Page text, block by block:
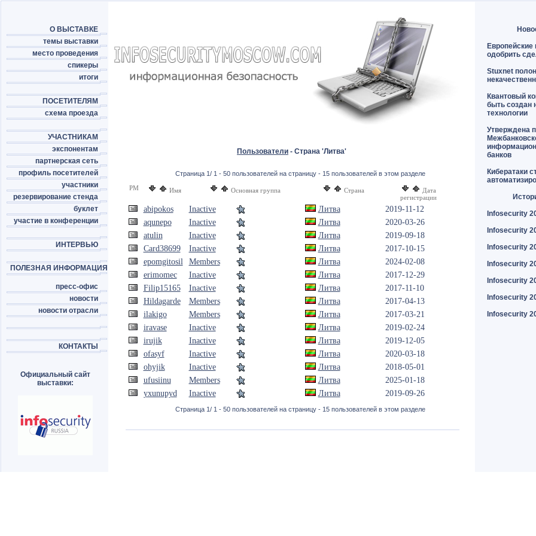
О ВЫСТАВКЕ
темы выставки
место проведения
спикеры
итоги
ПОСЕТИТЕЛЯМ
схема проезда
УЧАСТНИКАМ
экспонентам
партнерская сеть
профиль посетителей
участники
резервирование стенда
буклет
участие в конференции
ИНТЕРВЬЮ
ПОЛЕЗНАЯ ИНФОРМАЦИЯ
пресс-офис
новости
новости отрасли
КОНТАКТЫ
Официальный сайт
выставки:
Пользователи - Страна 'Литва'
Страница 1/ 1 - 50 пользователей на страницу - 15 пользователей в этом разделе
PM
Имя Основная группа Страна
Дата
регистрации
abipokos Inactive Литва
2019-11-12
aqunepo
Inactive Литва
2020-03-26
atulin
Inactive Литва
2019-09-18
Card38699
Inactive Литва
2017-10-15
epomgitosil
Members Литва
2024-02-08
erimomec
Inactive Литва
2017-12-29
Filip15165
Inactive Литва
2017-11-10
Hildagarde
Members Литва
2017-04-13
ilakigo
Members Литва
2017-03-21
iravase
Inactive Литва
2019-02-24
irujik
Inactive Литва
2019-12-05
ofasyf
Inactive Литва
2020-03-18
ohyjik
Inactive Литва
2018-05-01
ufusiinu
Members Литва
2025-01-18
yxunupyd
Inactive Литва 2019-09-26
Страница 1/ 1 - 50 пользователей на страницу - 15 пользователей в этом разделе
Европейские
одобрить
Stuxnet
Квантовый
быть создан
технологии
Утверждена
банков
Кибератаки
Infosecurity
Infosecurity
Infosecurity
Infosecurity
Infosecurity
Infosecurity
Infosecurity